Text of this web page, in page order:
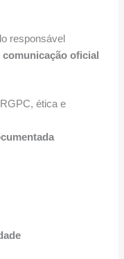
responsável
oficial
ética e